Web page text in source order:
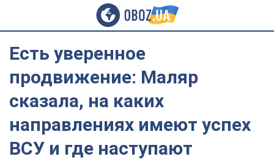
Есть уверенное
продвижение: Маляр
сказала, на каких
направлениях имеют успех
ВСУ и где наступают